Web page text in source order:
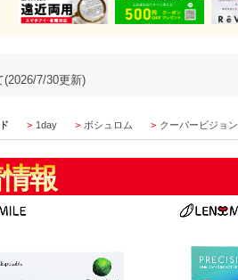
7/30更新)
1day ボシュロム クーパービジョン
報